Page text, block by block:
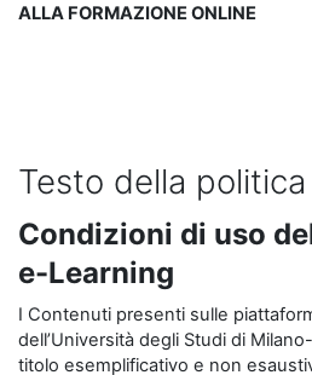
ALLA FORMAZIONE ONLINE
Testo della politica
Condizioni di uso
e-Learning
I Contenuti presenti sulle
dell’Università degli Studi di
titolo esemplificativo e non